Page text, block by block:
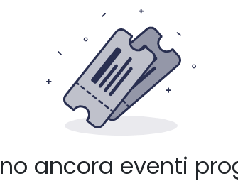
ancora eventi